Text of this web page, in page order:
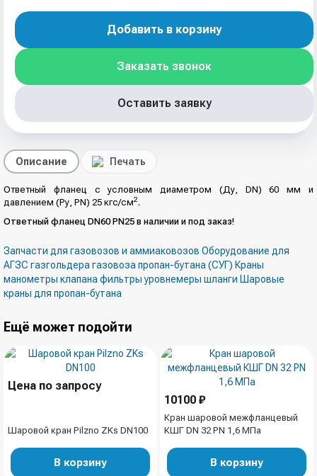
Добавить в корзину
Заказать звонок
Оставить заявку
Описание Печать
Ответный фланец с условным диаметром (Ду, DN) 60 мм и
давлением (Ру, PN) 25 кгс/см2.
Ответный фланец DN60 PN25 в наличии и под заказ!
Запчасти для газовозов и аммиаковозов Оборудование для
АГЗС газгольдера газовоза пропан-бутана (СУГ) Краны
манометры клапана фильтры уровнемеры шланги Шаровые
краны для пропан-бутана
Ещё может подойти
Цена по запросу
Шаровой кран Pilzno ZKs DN100
В корзину
10100 ₽
Кран шаровой межфланцевый
КШГ DN 32 PN 1,6 МПа
В корзину